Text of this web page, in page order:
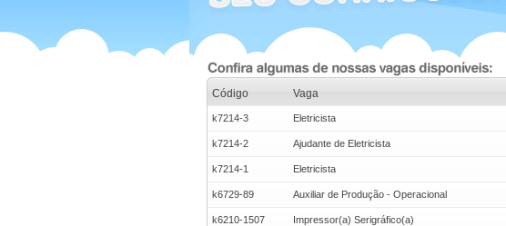
Código Vaga
k7214-3 Eletricista
k7214-2 Ajudante de Eletricista
k7214-1 Eletricista
k6729-89 Auxiliar de Produção - Operacional
k6210-1507 Impressor(a) Serigráfico(a)